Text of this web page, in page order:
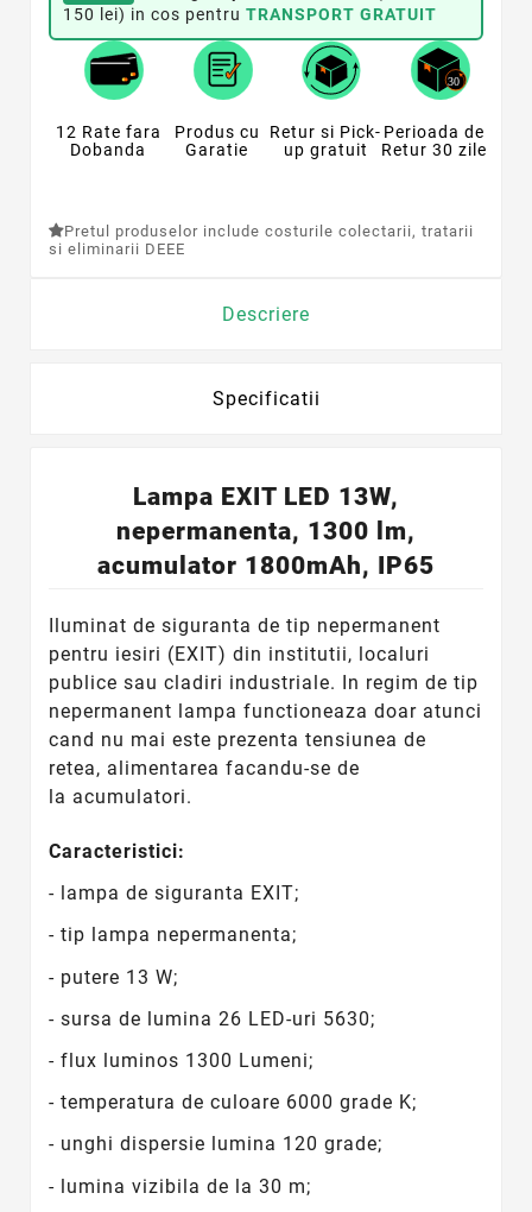
150 lei) in cos pentru TRANSPORT GRATUIT
12 Rate fara
Dobanda
Produs cu
Garatie
Retur si Pick-
up gratuit
Perioada de
Retur 30 zile
Pretul produselor include costurile colectarii, tratarii
si eliminarii DEEE
Descriere
Specificatii
Lampa EXIT LED 13W,
nepermanenta, 1300 lm,
acumulator 1800mAh, IP65
Iluminat de siguranta de tip nepermanent
pentru iesiri (EXIT) din institutii, localuri
publice sau cladiri industriale. In regim de tip
nepermanent lampa functioneaza doar atunci
cand nu mai este prezenta tensiunea de
retea, alimentarea facandu-se de
la acumulatori.
Caracteristici:
- lampa de siguranta EXIT;
- tip lampa nepermanenta;
- putere 13 W;
- sursa de lumina 26 LED-uri 5630;
- flux luminos 1300 Lumeni;
- temperatura de culoare 6000 grade K;
- unghi dispersie lumina 120 grade;
- lumina vizibila de la 30 m;